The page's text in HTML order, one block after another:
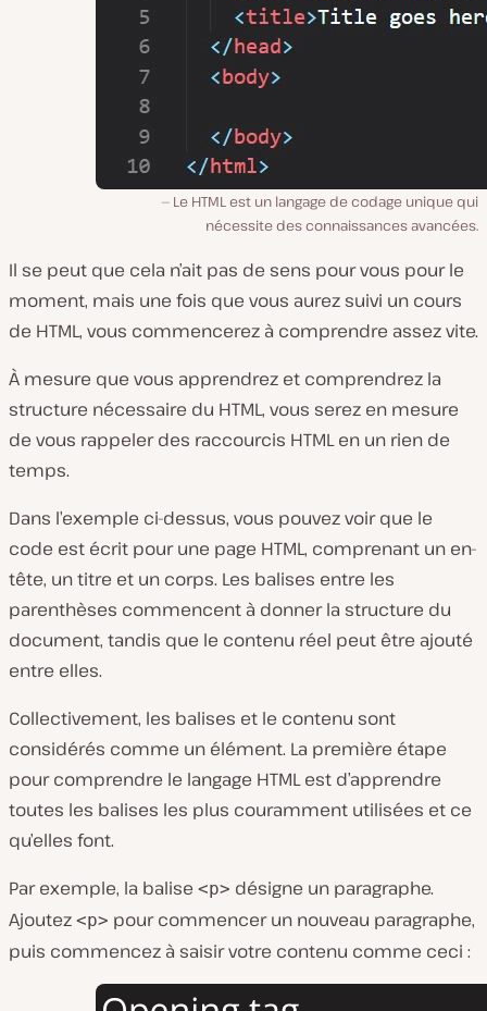
Le HTML est un langage de codage unique qui
nécessite des connaissances avancées.
Il se peut que cela n’ait pas de sens pour vous pour le
moment, mais une fois que vous aurez suivi un cours
de HTML, vous commencerez à comprendre assez vite.
À mesure que vous apprendrez et comprendrez la
structure nécessaire du HTML, vous serez en mesure
de vous rappeler des raccourcis HTML en un rien de
temps.
Dans l’exemple ci-dessus, vous pouvez voir que le
code est écrit pour une page HTML, comprenant un en-
tête, un titre et un corps. Les balises entre les
parenthèses commencent à donner la structure du
document, tandis que le contenu réel peut être ajouté
entre elles.
Collectivement, les balises et le contenu sont
considérés comme un élément. La première étape
pour comprendre le langage HTML est d’apprendre
toutes les balises les plus couramment utilisées et ce
qu’elles font.
Par exemple, la balise <p> désigne un paragraphe.
Ajoutez <p> pour commencer un nouveau paragraphe,
puis commencez à saisir votre contenu comme ceci :